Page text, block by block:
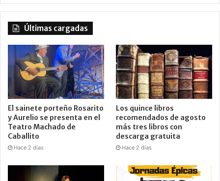
Últimas cargadas
El sainete porteño Rosarito
y Aurelio se presenta en el
Teatro Machado de
Caballito
Hace 2 días
Los quince libros
recomendados de agosto
más tres libros con
descarga gratuita
Hace 2 días